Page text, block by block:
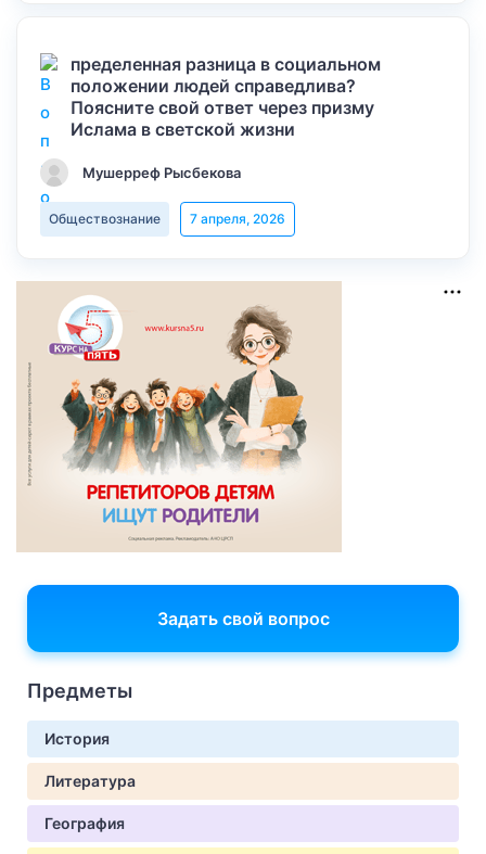
пределенная разница в социальном
положении людей справедлива?
Поясните свой ответ через призму
Ислама в светской жизни
Мушерреф Рысбекова
Обществознание 7 апреля, 2026
Задать свой вопрос
Предметы
История
Литература
География